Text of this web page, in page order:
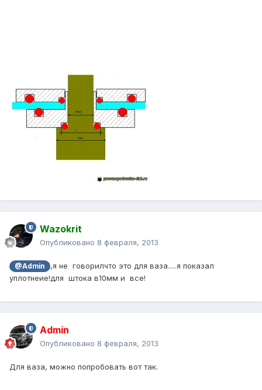
Wazokrit
Опубликовано 8 февраля, 2013
@Admin
,я не говорилчто это для ваза.....я показал
уплотнеие!для штока в10мм и все!
Admin
Опубликовано 8 февраля, 2013
Для ваза, можно попробовать вот так.